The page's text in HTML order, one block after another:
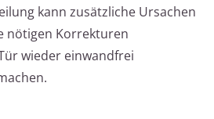
kann zusätzliche Ursachen
nötigen Korrekturen
wieder einwandfrei